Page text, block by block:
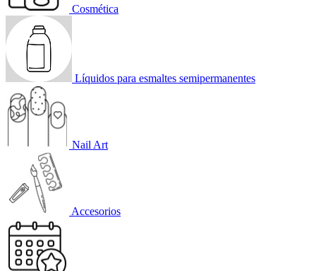
Cosmética
Líquidos para esmaltes semipermanentes
Nail Art
Accesorios